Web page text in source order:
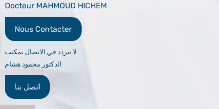
Docteur MAHMOUD HICHEM
Nous Contacter
لا تتردد في الاتصال بمكتب
الدكتور محمود هشام
اتصل بنا